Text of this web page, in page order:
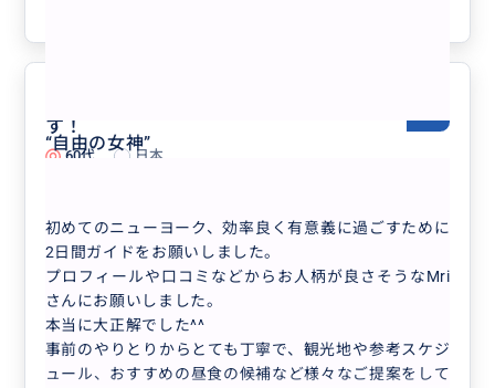
“自由の女神”
す！
60代
日本
初めてのニューヨーク、効率良く有意義に過ごすために
2日間ガイドをお願いしました。
プロフィールや口コミなどからお人柄が良さそうなMri
さんにお願いしました。
本当に大正解でした^^
事前のやりとりからとても丁寧で、観光地や参考スケジ
ュール、おすすめの昼食の候補など様々なご提案をして